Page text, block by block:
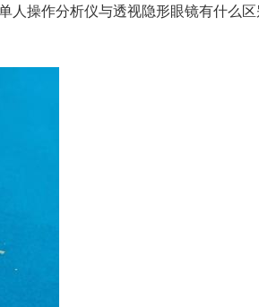
人操作分析仪与透视隐形眼镜有什么